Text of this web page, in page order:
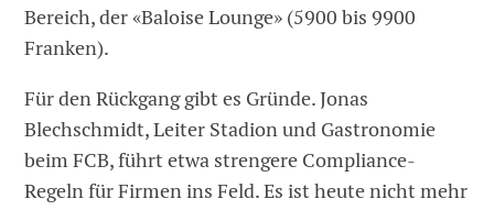
Bereich, der «Baloise Lounge» (5900 bis 9900
Franken).
Für den Rückgang gibt es Gründe. Jonas
Blechschmidt, Leiter Stadion und Gastronomie
beim FCB, führt etwa strengere Compliance-
Regeln für Firmen ins Feld. Es ist heute nicht mehr